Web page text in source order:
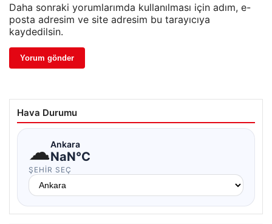
Daha sonraki yorumlarımda kullanılması için adım, e-
posta adresim ve site adresim bu tarayıcıya
kaydedilsin.
Hava Durumu
☁Ankara
NaN°C
ŞEHIR SEÇ